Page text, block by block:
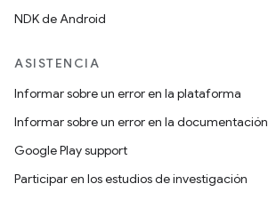
NDK de Android
ASISTENCIA
Informar sobre un error en la plataforma
Informar sobre un error en la documentación
Google Play support
Participar en los estudios de investigación